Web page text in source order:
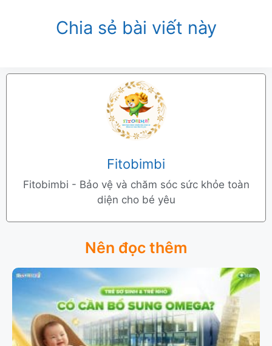
Chia sẻ bài viết này
Fitobimbi
Fitobimbi - Bảo vệ và chăm sóc sức khỏe toàn
diện cho bé yêu
Nên đọc thêm